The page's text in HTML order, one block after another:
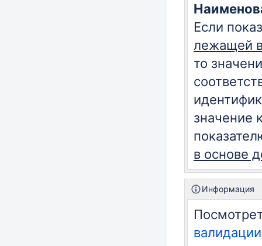
Если
лежащей в
то
значение
в основе
Информация
валидации